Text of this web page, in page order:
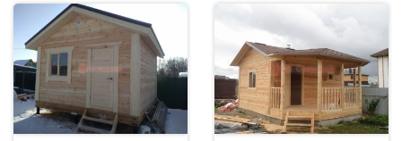
сухой кедр
профилированный
100х150
150х150
7х8 7х10 8х8
8х9 большие
небольшие